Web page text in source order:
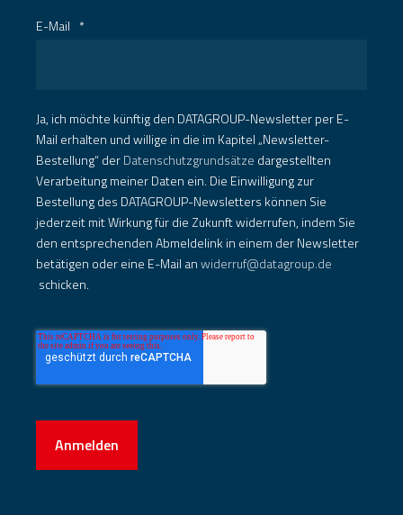
E-Mail *
Ja, ich möchte künftig den DATAGROUP-Newsletter per E-
Mail erhalten und willige in die im Kapitel „Newsletter-
Bestellung“ derDatenschutzgrundsätze dargestellten
Verarbeitung meiner Daten ein. Die Einwilligung zur
Bestellung des DATAGROUP-Newsletters können Sie
jederzeit mit Wirkung für die Zukunft widerrufen, indem Sie
den entsprechenden Abmeldelink in einem der Newsletter
betätigen oder eine E-Mail anwiderruf@datagroup.de
schicken.
Anmelden